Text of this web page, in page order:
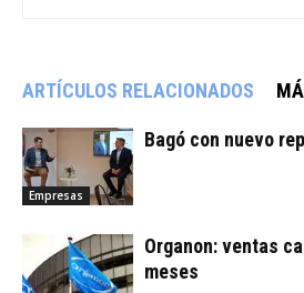
ARTÍCULOS RELACIONADOS
Empresas
Bagó con nuevo
Organon: ventas
meses